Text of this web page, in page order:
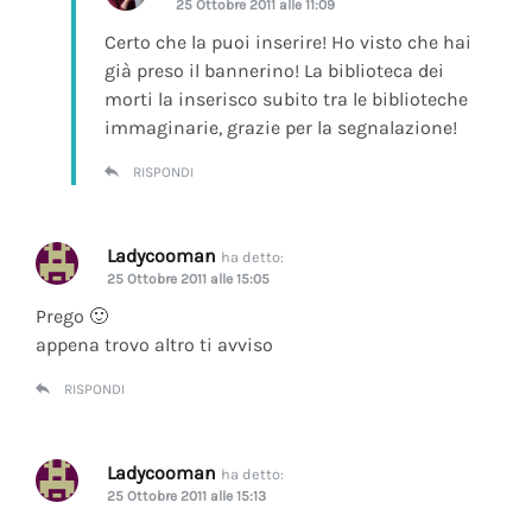
25 Ottobre 2011 alle 11:09
Certo che la puoi inserire! Ho visto che hai
già preso il bannerino! La biblioteca dei
morti la inserisco subito tra le biblioteche
immaginarie, grazie per la segnalazione!
RISPONDI
Ladycooman ha detto:
25 Ottobre 2011 alle 15:05
Prego 🙂
appena trovo altro ti avviso
RISPONDI
Ladycooman ha detto:
25 Ottobre 2011 alle 15:13